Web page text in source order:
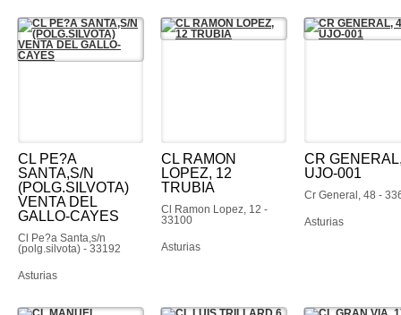
CL PE?A
SANTA,S/N
(POLG.SILVOTA)
VENTA DEL
GALLO-CAYES
Cl Pe?a Santa,s/n
(polg.silvota) - 33192
Asturias
CL RAMON
LOPEZ, 12
TRUBIA
Cl Ramon Lopez, 12 -
33100
Asturias
CR
UJO-001
Cr General, 48 -
Asturias